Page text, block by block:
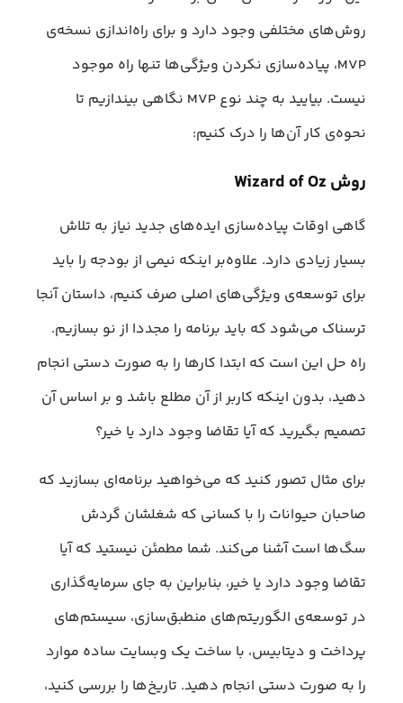
روش‌های مختلفی وجود دارد و برای راه‌اندازی نسخه‌ی
MVP، پیاده‌سازی نکردن ویژگی‌ها تنها راه موجود
نیست. بیایید به چند نوع MVP نگاهی بیندازیم تا
نحوه‌ی کار آن‌ها را درک کنیم:
روش Wizard of Oz
گاهی اوقات پیاده‌سازی ایده‌های جدید نیاز به تلاش
بسیار زیادی دارد. علاوه‌بر اینکه نیمی از بودجه را باید
برای توسعه‌ی ویژگی‌های اصلی صرف کنیم، داستان آنجا
ترسناک می‌شود که باید برنامه را مجددا از نو بسازیم.
راه حل این است که ابتدا کارها را به صورت دستی انجام
دهید، بدون اینکه کاربر از آن مطلع باشد و بر اساس آن
تصمیم بگیرید که آیا تقاضا وجود دارد یا خیر؟
برای مثال تصور کنید که می‌خواهید برنامه‌ای بسازید که
صاحبان حیوانات را با کسانی که شغلشان گردش
سگ‌ها است آشنا می‌کند. شما مطمئن نیستید که آیا
تقاضا وجود دارد یا خیر، بنابراین به جای سرمایه‌گذاری
در توسعه‌ی الگوریتم‌های منطبق‌سازی، سیستم‌های
پرداخت و دیتابیس، با ساخت یک وبسایت ساده موارد
را به صورت دستی انجام دهید. تاریخ‌ها را بررسی کنید،